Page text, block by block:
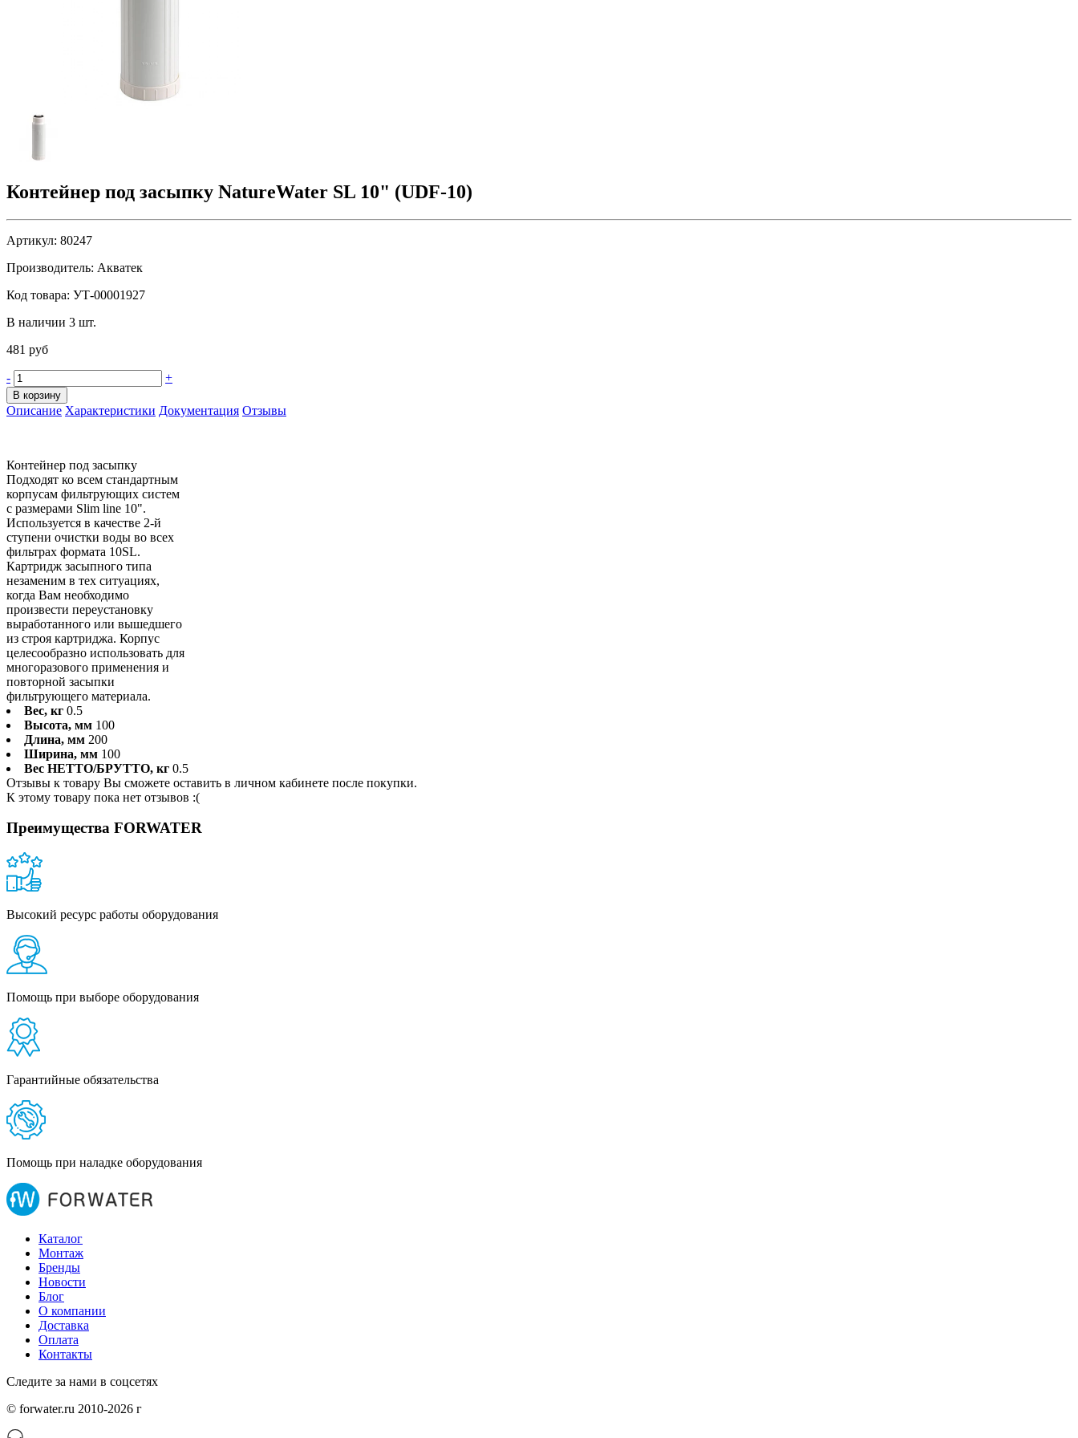
Контейнер под засыпку NatureWater SL 10" (UDF-10)
Артикул: 80247
Производитель: Акватек
Код товара: УТ-00001927
В наличии 3 шт.
481 руб
- +
В корзину
Описание Характеристики Документация Отзывы
Контейнер под засыпку
Подходят ко всем стандартным
корпусам фильтрующих систем
с размерами Slim line 10".
Используется в качестве 2-й
ступени очистки воды во всех
фильтрах формата 10SL.
Картридж засыпного типа
незаменим в тех ситуациях,
когда Вам необходимо
произвести переустановку
выработанного или вышедшего
из строя картриджа. Корпус
целесообразно использовать для
многоразового применения и
повторной засыпки
фильтрующего материала.
Вес, кг 0.5
Высота, мм 100
Длина, мм 200
Ширина, мм 100
Вес НЕТТО/БРУТТО, кг 0.5
Отзывы к товару Вы сможете оставить в личном кабинете после покупки.
К этому товару пока нет отзывов :(
Преимущества FORWATER
Высокий ресурс работы оборудования
Помощь при выборе оборудования
Гарантийные обязательства
Помощь при наладке оборудования
Каталог
Монтаж
Бренды
Новости
Блог
О компании
Доставка
Оплата
Контакты
Следите за нами в соцсетях
© forwater.ru 2010-2026 г